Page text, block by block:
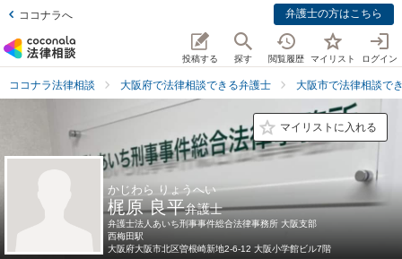
ココナラへ 弁護士の方はこちら
投稿する 探す 閲覧履歴 マイリスト ログイン
ココナラ法律相談 大阪府で法律相談できる弁護士 大阪市で法律相談で
マイリストに入れる
かじわら りょうへい
梶原 良平弁護士
弁護士法人あいち刑事事件総合法律事務所 大阪支部
西梅田駅
大阪府大阪市北区曽根崎新地2-6-12 大阪小学館ビル7階